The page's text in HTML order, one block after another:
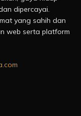
dipercayai.
yang sahih dan
web serta platform